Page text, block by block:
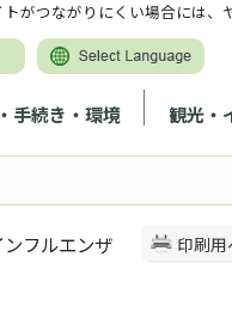
手続き・環境 観光・
がつながりにくい場合には、
印刷
フルエンザ